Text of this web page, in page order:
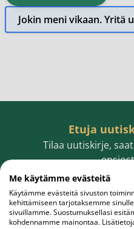
tuotteita
Jokin meni vikaan. Yritä
Etuja
Tilaa uutiskirje,
Me käytämme evästeitä
Käytämme evästeitä sivuston
kehittämiseen tarjotaksemme
sivuillamme. Suostumuksellasi
kohdennamme mainontaa.